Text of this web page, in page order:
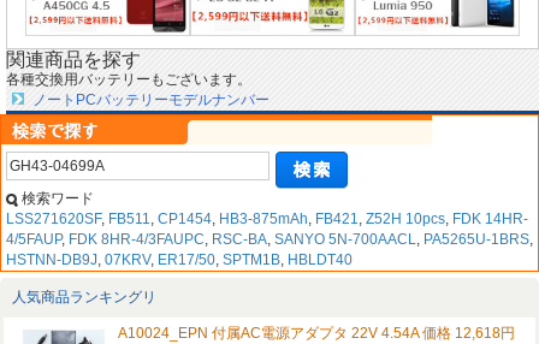
関連商品を探す
各種交換用バッテリーもございます。
ノートPCバッテリーモデルナンバー
検索ワード
LSS271620SF, FB511, CP1454, HB3-875mAh, FB421, Z52H 10pcs, FDK 14HR-
4/5FAUP, FDK 8HR-4/3FAUPC, RSC-BA, SANYO 5N-700AACL, PA5265U-1BRS,
HSTNN-DB9J, 07KRV, ER17/50, SPTM1B, HBLDT40
人気商品ランキングリ
A10024_EPN 付属AC電源アダプタ 22V 4.54A 価格 12,618円